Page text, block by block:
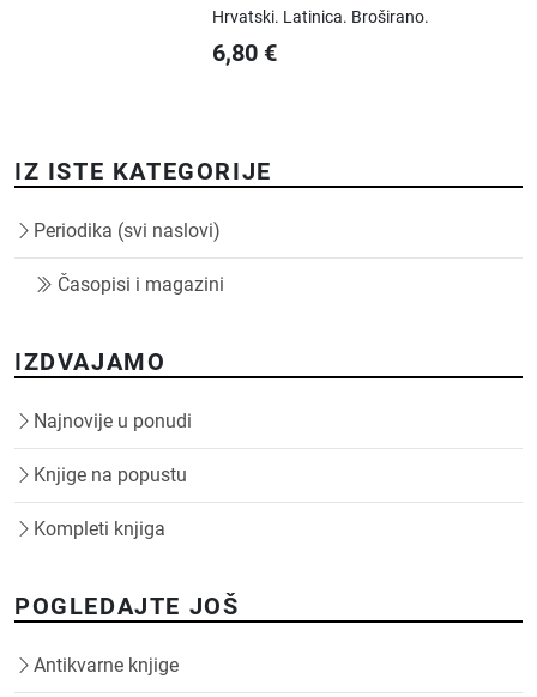
Hrvatski. Latinica. Broširano.
6,80 €
IZ ISTE KATEGORIJE
Periodika (svi naslovi)
Časopisi i magazini
IZDVAJAMO
Najnovije u ponudi
Knjige na popustu
Kompleti knjiga
POGLEDAJTE JOŠ
Antikvarne knjige